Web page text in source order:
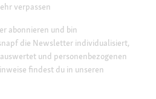
verpassen
abonnieren und bin
die Newsletter individualisiert,
und personenbezogenen
findest du in unseren